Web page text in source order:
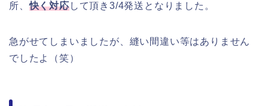
所、快く対応して頂き3/4発送となりました。
急がせてしまいましたが、縫い間違い等はありません
でしたよ（笑）